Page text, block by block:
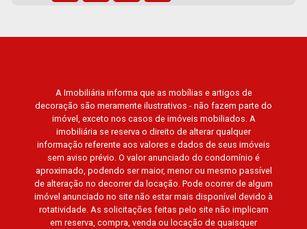
A Imobiliária informa que as mobílias e artigos de
decoração são meramente ilustrativos - não fazem parte do
imóvel, exceto nos casos de imóveis mobiliados. A
imobiliária se reserva o direito de alterar qualquer
informação referente aos valores e dados de seus imóveis
sem aviso prévio. O valor anunciado do condomínio é
aproximado, podendo ser maior, menor ou mesmo passível
de alteração no decorrer da locação. Pode ocorrer de algum
imóvel anunciado no site não estar mais disponível devido à
rotatividade. As solicitações feitas pelo site não implicam
em reserva, compra, venda ou locação de quaisquer